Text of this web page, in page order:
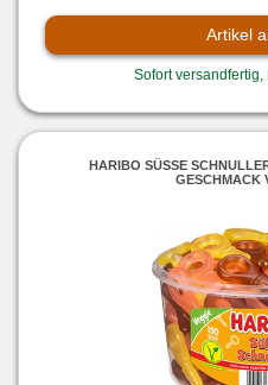
Artikel
Sofort
HARIBO SÜSSE
ESCHMACK